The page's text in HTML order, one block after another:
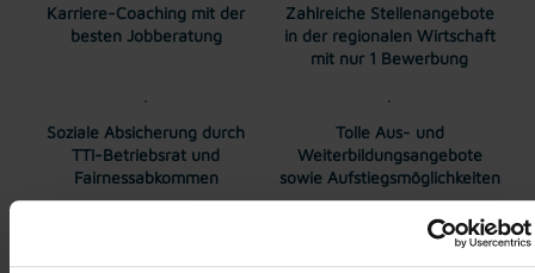
Karriere-Coaching mit der
besten Jobberatung
Zahlreiche Stellenangebote
in der regionalen Wirtschaft
mit nur 1 Bewerbung
Soziale Absicherung durch
TTI-Betriebsrat und
Fairnessabkommen
Tolle Aus- und
Weiterbildungsangebote
sowie Aufstiegsmöglichkeiten